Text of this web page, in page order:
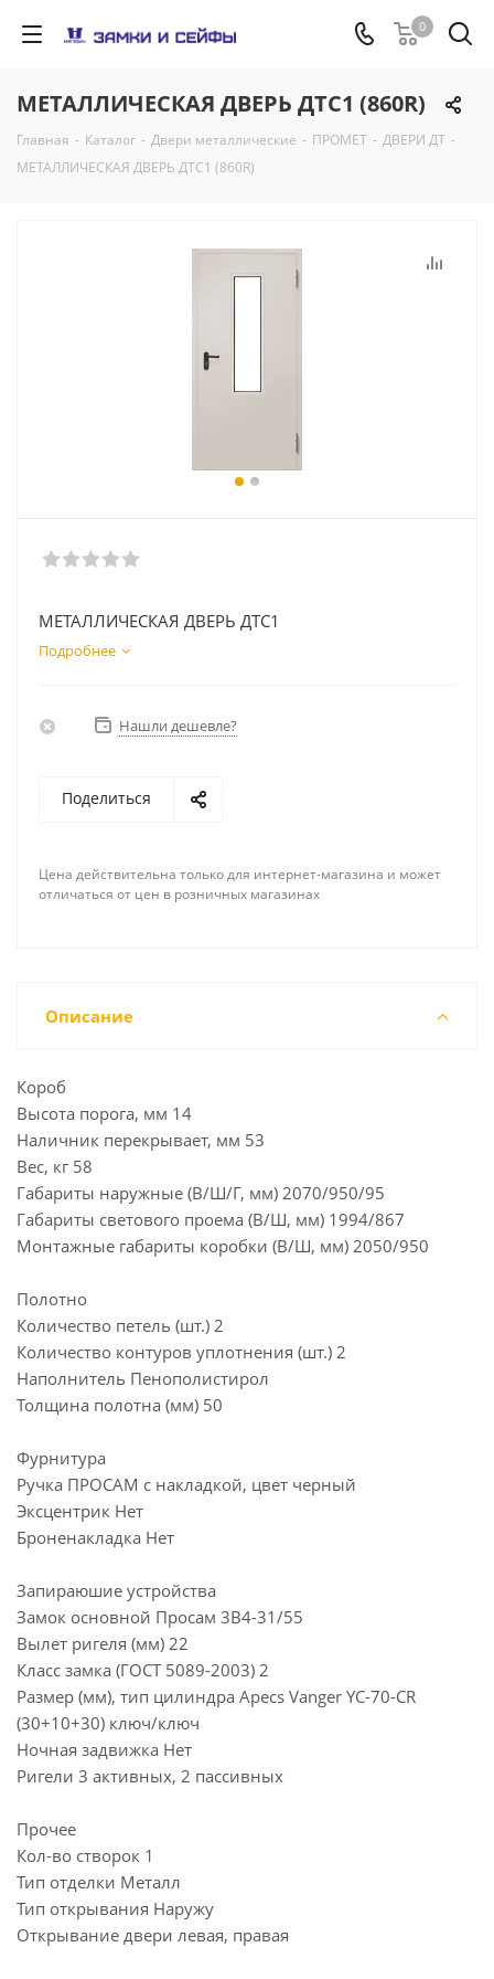
0
МЕТАЛЛИЧЕСКАЯ ДВЕРЬ ДТС1 (860R)
Главная - Каталог - Двери металлические - ПРОМЕТ - ДВЕРИ ДТ -
МЕТАЛЛИЧЕСКАЯ ДВЕРЬ ДТС1 (860R)
МЕТАЛЛИЧЕСКАЯ ДВЕРЬ ДТС1
Подробнее
Нашли дешевле?
Поделиться
Цена действительна только для интернет-магазина и может
отличаться от цен в розничных магазинах
Описание
Короб
Высота порога, мм 14
Наличник перекрывает, мм 53
Вес, кг 58
Габариты наружные (В/Ш/Г, мм) 2070/950/95
Габариты светового проема (В/Ш, мм) 1994/867
Монтажные габариты коробки (В/Ш, мм) 2050/950
Полотно
Количество петель (шт.) 2
Количество контуров уплотнения (шт.) 2
Наполнитель Пенополистирол
Толщина полотна (мм) 50
Фурнитура
Ручка ПРОСАМ с накладкой, цвет черный
Эксцентрик Нет
Броненакладка Нет
Запираюшие устройства
Замок основной Просам 3В4-31/55
Вылет ригеля (мм) 22
Класс замка (ГОСТ 5089-2003) 2
Размер (мм), тип цилиндра Apecs Vanger YC-70-CR
(30+10+30) ключ/ключ
Ночная задвижка Нет
Ригели 3 активных, 2 пассивных
Прочее
Кол-во створок 1
Тип отделки Металл
Тип открывания Наружу
Открывание двери левая, правая